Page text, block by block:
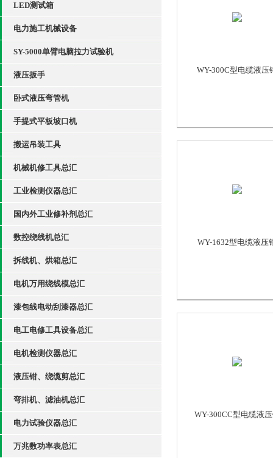
LED测试箱
电力施工机械设备
SY-5000单臂电脑拉力试验机
液压扳手
卧式液压弯管机
手提式平板坡口机
搬运吊装工具
机械机修工具总汇
工业检测仪器总汇
国内外工业修补剂总汇
数控绕线机总汇
拆线机、烘箱总汇
电机万用绕线模总汇
漆包线电动刮漆器总汇
电工电修工具设备总汇
电机检测仪器总汇
液压钳、绕缆剪总汇
弯排机、滤油机总汇
电力试验仪器总汇
万兆数功率表总汇
WY-300C型电缆液压
WY-1632型电缆液压
WY-300CC型电缆液